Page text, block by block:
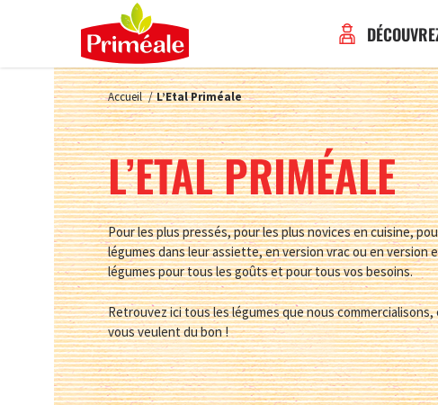
Accueil / L’Etal Priméale
L’ETAL PRIMÉALE
Pour les plus pressés, pour les plus novices en cuisine,
légumes dans leur assiette, en version vrac ou en version
légumes pour tous les goûts et pour tous vos besoins.
Retrouvez ici tous les légumes que nous
vous veulent du bon !